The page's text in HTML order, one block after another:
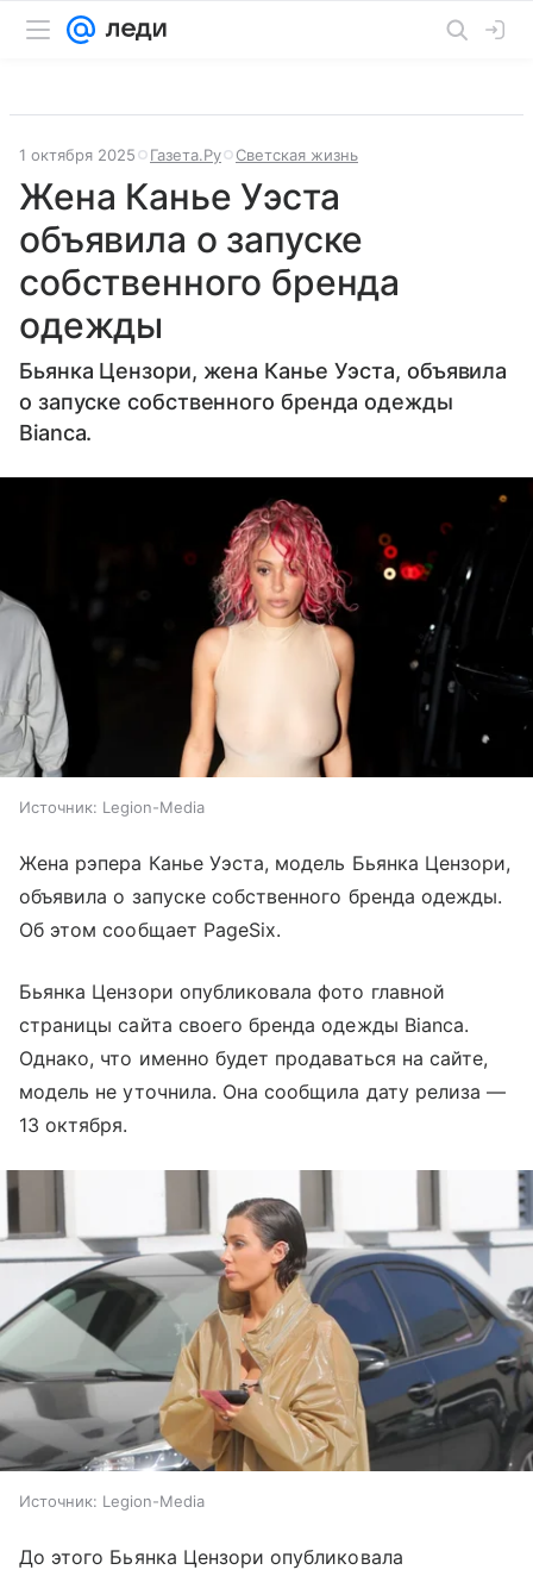
1 октября 2025 Газета.Ру Светская жизнь
Жена Канье Уэста
объявила о запуске
собственного бренда
одежды
Бьянка Цензори, жена Канье Уэста, объявила
о запуске собственного бренда одежды
Bianca.
Источник: Legion-Media
Жена рэпера Канье Уэста, модель Бьянка Цензори,
объявила о запуске собственного бренда одежды.
Об этом сообщает PageSix.
Бьянка Цензори опубликовала фото главной
страницы сайта своего бренда одежды Bianca.
Однако, что именно будет продаваться на сайте,
модель не уточнила. Она сообщила дату релиза —
13 октября.
Источник: Legion-Media
До этого Бьянка Цензори опубликовала